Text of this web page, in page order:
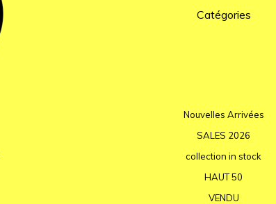
Catégories
Nouvelles Arrivées
SALES 2026
collection in stock
HAUT 50
VENDU